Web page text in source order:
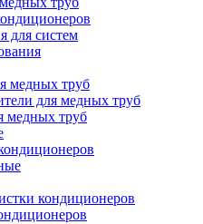
для систем
медных труб
для медных труб
медных труб
кондиционеров